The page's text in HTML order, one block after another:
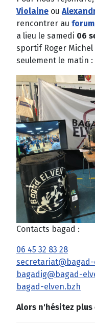
Violaine ou
rencontrer au
a lieu le samedi 06
sportif Roger
seulement le matin :
Contacts bagad :
06 45 32 83 28
bagadig@bagad-
bagad-elven.bzh
Alors n'hésitez plus